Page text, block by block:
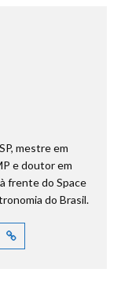
mestre em
e doutor em
frente do Space
do Brasil.